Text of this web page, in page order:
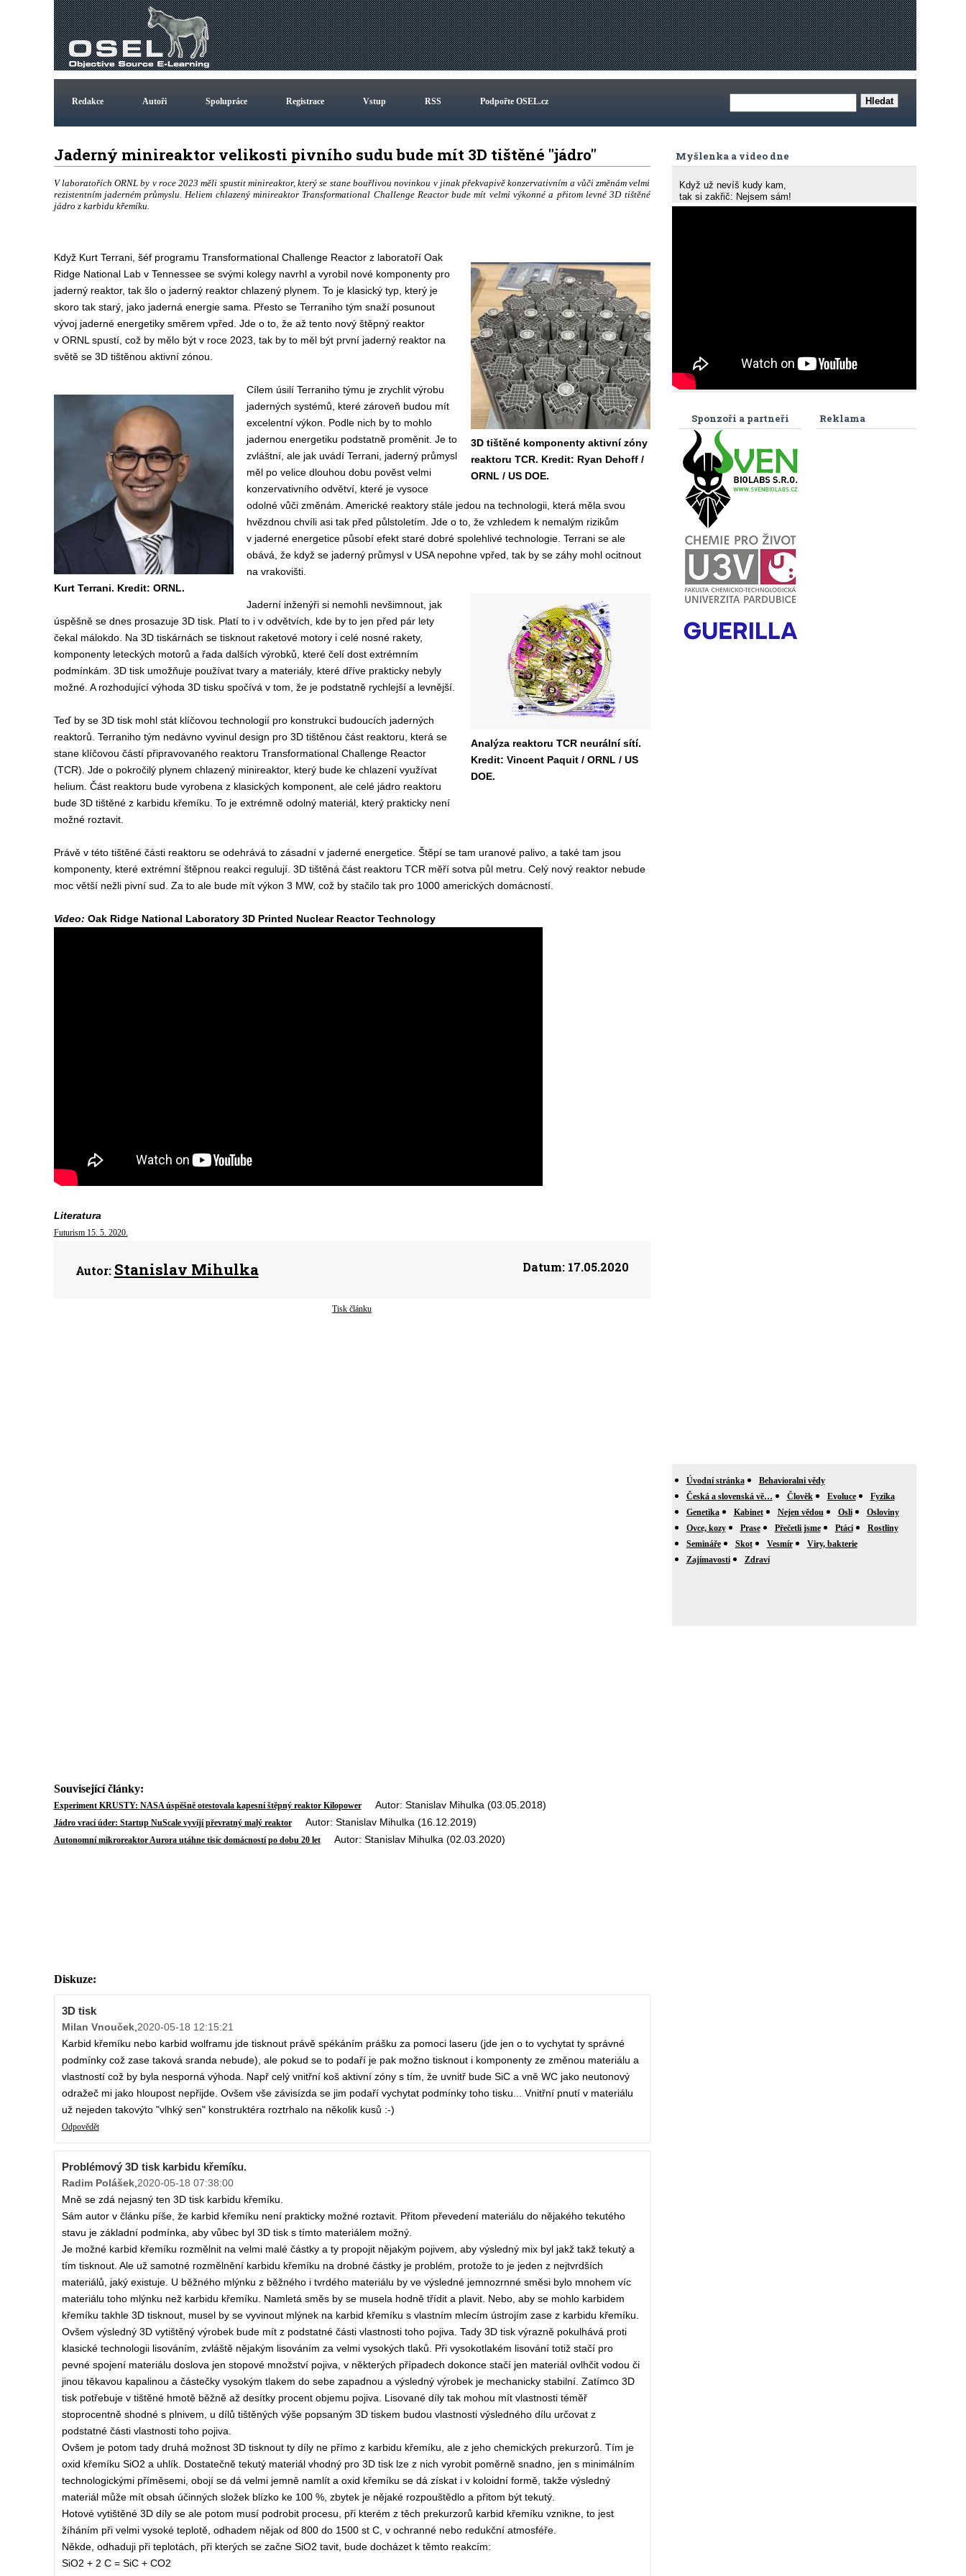
Redakce Autoři Spolupráce Registrace Vstup RSS Podpořte OSEL.cz
Jaderný minireaktor velikosti pivního sudu bude mít 3D tištěné "jádro"
V laboratořích ORNL by v roce 2023 měli spustit minireaktor, který se stane bouřlivou novinkou v jinak překvapivě konzervativním a vůči změnám velmi
rezistentním jaderném průmyslu. Heliem chlazený minireaktor Transformational Challenge Reactor bude mít velmi výkonné a přitom levné 3D tištěné
jádro z karbidu křemíku.
3D tištěné komponenty aktivní zóny
reaktoru TCR. Kredit: Ryan Dehoff /
ORNL / US DOE.
Když Kurt Terrani, šéf programu Transformational Challenge Reactor z laboratoří Oak
Ridge National Lab v Tennessee se svými kolegy navrhl a vyrobil nové komponenty pro
jaderný reaktor, tak šlo o jaderný reaktor chlazený plynem. To je klasický typ, který je
skoro tak starý, jako jaderná energie sama. Přesto se Terraniho tým snaží posunout
vývoj jaderné energetiky směrem vpřed. Jde o to, že až tento nový štěpný reaktor
v ORNL spustí, což by mělo být v roce 2023, tak by to měl být první jaderný reaktor na
světě se 3D tištěnou aktivní zónou.
Kurt Terrani. Kredit: ORNL.
Cílem úsilí Terraniho týmu je zrychlit výrobu
jaderných systémů, které zároveň budou mít
excelentní výkon. Podle nich by to mohlo
jadernou energetiku podstatně proměnit. Je to
zvláštní, ale jak uvádí Terrani, jaderný průmysl
měl po velice dlouhou dobu pověst velmi
konzervativního odvětví, které je vysoce
odolné vůči změnám. Americké reaktory stále jedou na technologii, která měla svou
hvězdnou chvíli asi tak před půlstoletím. Jde o to, že vzhledem k nemalým rizikům
v jaderné energetice působí efekt staré dobré spolehlivé technologie. Terrani se ale
obává, že když se jaderný průmysl v USA nepohne vpřed, tak by se záhy mohl ocitnout
na vrakovišti.
Analýza reaktoru TCR neurální sítí.
Kredit: Vincent Paquit / ORNL / US
DOE.
Jaderní inženýři si nemohli nevšimnout, jak
úspěšně se dnes prosazuje 3D tisk. Platí to i v odvětvích, kde by to jen před pár lety
čekal málokdo. Na 3D tiskárnách se tisknout raketové motory i celé nosné rakety,
komponenty leteckých motorů a řada dalších výrobků, které čelí dost extrémním
podmínkám. 3D tisk umožňuje používat tvary a materiály, které dříve prakticky nebyly
možné. A rozhodující výhoda 3D tisku spočívá v tom, že je podstatně rychlejší a levnější.
Teď by se 3D tisk mohl stát klíčovou technologií pro konstrukci budoucích jaderných
reaktorů. Terraniho tým nedávno vyvinul design pro 3D tištěnou část reaktoru, která se
stane klíčovou částí připravovaného reaktoru Transformational Challenge Reactor
(TCR). Jde o pokročilý plynem chlazený minireaktor, který bude ke chlazení využívat
helium. Část reaktoru bude vyrobena z klasických komponent, ale celé jádro reaktoru
bude 3D tištěné z karbidu křemíku. To je extrémně odolný materiál, který prakticky není
možné roztavit.
Právě v této tištěné části reaktoru se odehrává to zásadní v jaderné energetice. Štěpí se tam uranové palivo, a také tam jsou
komponenty, které extrémní štěpnou reakci regulují. 3D tištěná část reaktoru TCR měří sotva půl metru. Celý nový reaktor nebude
moc větší nežli pivní sud. Za to ale bude mít výkon 3 MW, což by stačilo tak pro 1000 amerických domácností.
Video: Oak Ridge National Laboratory 3D Printed Nuclear Reactor Technology
Literatura
Futurism 15. 5. 2020.
Autor: Stanislav Mihulka Datum:17.05.2020
Tisk článku
Související články:
Experiment KRUSTY: NASA úspěšně otestovala kapesní štěpný reaktor KilopowerAutor: Stanislav Mihulka (03.05.2018)
Jádro vrací úder: Startup NuScale vyvíjí převratný malý reaktorAutor: Stanislav Mihulka (16.12.2019)
Autonomní mikroreaktor Aurora utáhne tisíc domácností po dobu 20 letAutor: Stanislav Mihulka (02.03.2020)
Diskuze:
3D tisk
Milan Vnouček,2020-05-18 12:15:21
Karbid křemíku nebo karbid wolframu jde tisknout právě spékáním prášku za pomoci laseru (jde jen o to vychytat ty správné
podmínky což zase taková sranda nebude), ale pokud se to podaří je pak možno tisknout i komponenty ze změnou materiálu a
vlastností což by byla nesporná výhoda. Např celý vnitřní koš aktivní zóny s tím, že uvnitř bude SiC a vně WC jako neutonový
odražeč mi jako hloupost nepřijde. Ovšem vše závisízda se jim podaří vychytat podmínky toho tisku... Vnitřní pnutí v materiálu
už nejeden takovýto "vlhký sen" konstruktéra roztrhalo na několik kusů :-)
Odpovědět
Problémový 3D tisk karbidu křemíku.
Radim Polášek,2020-05-18 07:38:00
Mně se zdá nejasný ten 3D tisk karbidu křemíku.
Sám autor v článku píše, že karbid křemíku není prakticky možné roztavit. Přitom převedení materiálu do nějakého tekutého
stavu je základní podmínka, aby vůbec byl 3D tisk s tímto materiálem možný.
Je možné karbid křemíku rozmělnit na velmi malé částky a ty propojit nějakým pojivem, aby výsledný mix byl jakž takž tekutý a
tím tisknout. Ale už samotné rozmělnění karbidu křemíku na drobné částky je problém, protože to je jeden z nejtvrdších
materiálů, jaký existuje. U běžného mlýnku z běžného i tvrdého materiálu by ve výsledné jemnozrnné směsi bylo mnohem víc
materiálu toho mlýnku než karbidu křemíku. Namletá směs by se musela hodně třídit a plavit. Nebo, aby se mohlo karbidem
křemíku takhle 3D tisknout, musel by se vyvinout mlýnek na karbid křemíku s vlastním mlecím ústrojím zase z karbidu křemíku.
Ovšem výsledný 3D vytištěný výrobek bude mít z podstatné části vlastnosti toho pojiva. Tady 3D tisk výrazně pokulhává proti
klasické technologii lisováním, zvláště nějakým lisováním za velmi vysokých tlaků. Při vysokotlakém lisování totiž stačí pro
pevné spojení materiálu doslova jen stopové množství pojiva, v některých případech dokonce stačí jen materiál ovlhčit vodou či
jinou těkavou kapalinou a částečky vysokým tlakem do sebe zapadnou a výsledný výrobek je mechanicky stabilní. Zatímco 3D
tisk potřebuje v tištěné hmotě běžně až desítky procent objemu pojiva. Lisované díly tak mohou mít vlastnosti téměř
stoprocentně shodné s plnivem, u dílů tištěných výše popsaným 3D tiskem budou vlastnosti výsledného dílu určovat z
podstatné části vlastnosti toho pojiva.
Ovšem je potom tady druhá možnost 3D tisknout ty díly ne přímo z karbidu křemíku, ale z jeho chemických prekurzorů. Tím je
oxid křemíku SiO2 a uhlík. Dostatečně tekutý materiál vhodný pro 3D tisk lze z nich vyrobit poměrně snadno, jen s minimálním
technologickými příměsemi, obojí se dá velmi jemně namlít a oxid křemíku se dá získat i v koloidní formě, takže výsledný
materiál může mít obsah účinných složek blízko ke 100 %, zbytek je nějaké rozpouštědlo a přitom být tekutý.
Hotové vytištěné 3D díly se ale potom musí podrobit procesu, při kterém z těch prekurzorů karbid křemíku vznikne, to jest
žíháním při velmi vysoké teplotě, odhadem nějak od 800 do 1500 st C, v ochranné nebo redukční atmosféře.
Někde, odhaduji při teplotách, při kterých se začne SiO2 tavit, bude docházet k těmto reakcím:
SiO2 + 2 C = SiC + CO2
Myšlenka a video dne
Když už nevíš kudy kam,
tak si zakřič: Nejsem sám!
Reklama
Sponzoři a partneři
Úvodní stránka
Behavioralni vědy
Česká a slovenská vě…
Člověk Evoluce
Fyzika
Genetika
Kabinet Nejen vědou Osli
Osloviny
Ovce, kozy
Prase Přečetli jsme Ptáci
Rostliny
Semináře
Skot Vesmír
Viry, bakterie
Zajímavosti
Zdraví